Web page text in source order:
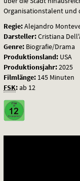
Organisationstalent und
Regie:Alejandro
Darsteller:Cristiana
Genre: Biografie/Drama
Produktionsland: USA
Produktionsjahr:2025
Filmlänge: 145 Minuten
FSK:ab 12